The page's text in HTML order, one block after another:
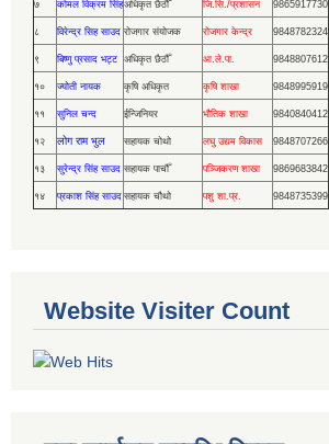
७ कोमल विक्रम सिंहअधिकृत छैठौँ जि.सि./प्रशासन 9865917730
८ विरेन्द्र सिह साउद रोजगार संयोजक रोजगार केन्द्र 9848782324
९ बिष्णु प्रसाद भट्ट अधिकृत छैठौँ आ.ले.पा. 9848807612
१० ज्योती नायक कृषि अधिकृत कृषि शाखा 9848995919
११ सुनिल चन्द ईन्जिनियर भौतिक शाखा 9840840412
१२ लोग राम भुल सहायक चोथो लघु उद्यम विकास 9848707266
१३ सुरेन्द्र सिंह साउद सहायक पाचौँ पञ्जिकरण शाखा 9869683842
१४ प्रकाश सिंह साउद सहायक चौथो पशु शा.प्र. 9848735399
Website Visiter Count